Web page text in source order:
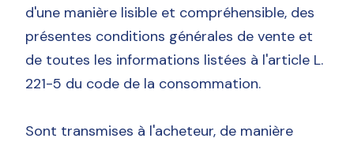
d'une manière lisible et compréhensible, des
présentes conditions générales de vente et
de toutes les informations listées à l'article L.
221-5 du code de la consommation.
Sont transmises à l'acheteur, de manière